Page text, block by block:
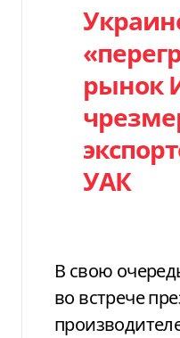
рынок
УАК
В свою
во встрече